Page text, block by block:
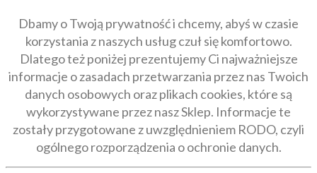
Dbamy o Twoją prywatność i chcemy, abyś w czasie
korzystania z naszych usług czuł się komfortowo.
Dlatego też poniżej prezentujemy Ci najważniejsze
informacje o zasadach przetwarzania przez nas Twoich
danych osobowych oraz plikach cookies, które są
wykorzystywane przez nasz Sklep. Informacje te
zostały przygotowane z uwzględnieniem RODO, czyli
ogólnego rozporządzenia o ochronie danych.